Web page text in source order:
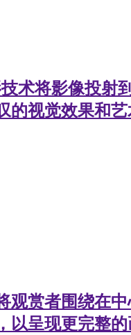
术将影像投
的视觉效果和
观赏者围绕在
呈现更完整的